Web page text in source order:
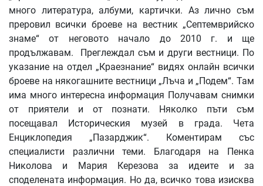
много литература, албуми, картички. Аз лично съм
преровил всички броеве на вестник „Септемврийско
знаме“ от неговото начало до 2010 г. и ще
продължавам. Преглеждал съм и други вестници. По
указание на отдел „Краезнание“ видях онлайн всички
броеве на някогашните вестници „Лъча и „Подем“. Там
има много интересна информация Получавам снимки
от приятели и от познати. Няколко пъти съм
посещавал Историческия музей в града. Чета
Енциклопедия „Пазарджик“. Коментирам със
специалисти различни теми. Благодаря на Пенка
Николова и Мария Керезова за идеите и за
споделената информация. Но да, всичко това изисква